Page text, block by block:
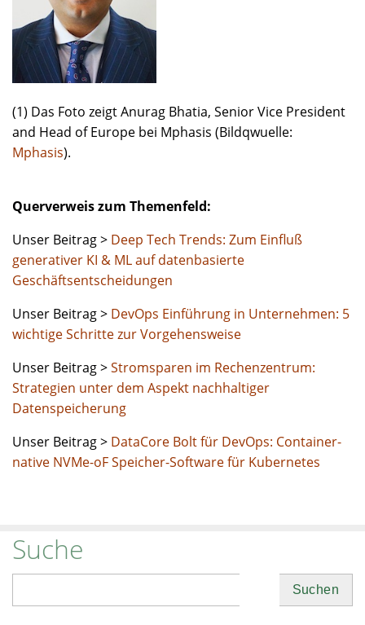
(1) Das Foto zeigt Anurag Bhatia, Senior Vice President
and Head of Europe bei Mphasis (Bildqwuelle:
Mphasis).
Querverweis zum Themenfeld:
Unser Beitrag > Deep Tech Trends: Zum Einfluß
generativer KI & ML auf datenbasierte
Geschäftsentscheidungen
Unser Beitrag > DevOps Einführung in Unternehmen: 5
wichtige Schritte zur Vorgehensweise
Unser Beitrag >Stromsparen im Rechenzentrum:
Strategien unter dem Aspekt nachhaltiger
Datenspeicherung
Unser Beitrag > DataCore Bolt für DevOps: Container-
native NVMe-oF Speicher-Software für Kubernetes
Suche